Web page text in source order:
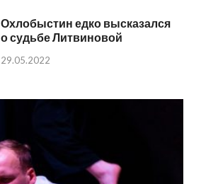
Охлобыстин едко высказался
о судьбе Литвиновой
29.05.2022